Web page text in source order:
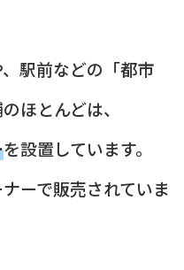
駅前などの「都市
ほとんどは、
を設置しています。
ーで販売されていま